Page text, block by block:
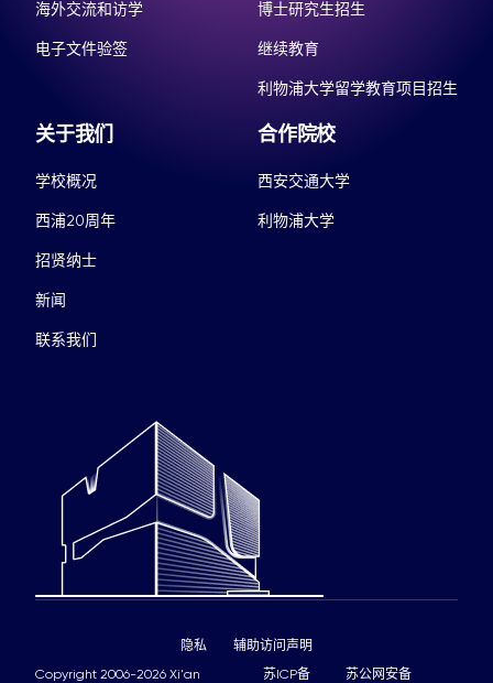
海外交流和访学
电子文件验签
博士研究生招生
继续教育
利物浦大学留学教育项目招生
关于我们
学校概况
西浦20周年
招贤纳士
新闻
联系我们
合作院校
西安交通大学
利物浦大学
Copyright 2006-2026 Xi'an 苏ICP备 苏公网安备
隐私 辅助访问声明